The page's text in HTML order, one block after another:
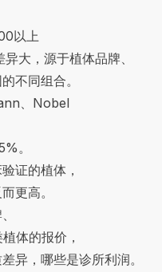
以上
大，源于植体品牌、
不同组合。
、Nobel
。
证的植体，
更高。
体的报价，
异，哪些是诊所利润。